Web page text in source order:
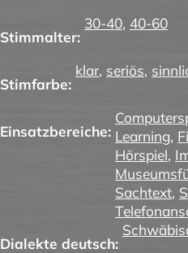
Stimmalter:
30-40, 40-60
Stimfarbe:
klar, seriös,
Einsatzbereiche: Learning,
Hörspiel,
Sachtext,
Dialekte deutsch: